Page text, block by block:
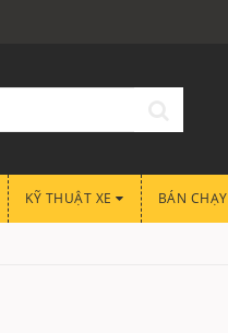
KỸ THUẬT XE BÁN CHẠY